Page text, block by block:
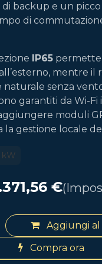
di backup e un
di
IP65 permette
mentre
senza
garantiti da Wi-Fi
moduli
la gestione locale
kW
Aggiungi
Compra ora
€